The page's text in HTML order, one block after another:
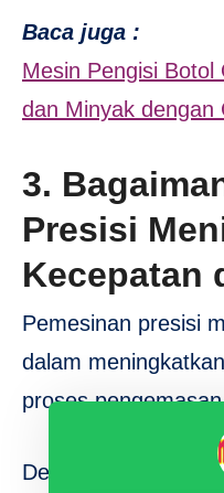
Baca juga :
Mesin Pengisi
dan Minyak dengan
3.
Presisi
Kecepatan
Pemesinan presisi
dalam
proses
Dengan